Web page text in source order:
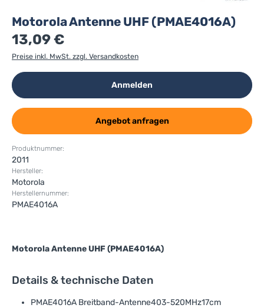
Motorola Antenne UHF (PMAE4016A)
13,09 €
Preise inkl. MwSt. zzgl. Versandkosten
Anmelden
Angebot anfragen
Produktnummer:
2011
Hersteller:
Motorola
Herstellernummer:
PMAE4016A
Motorola Antenne UHF (PMAE4016A)
Details & technische Daten
PMAE4016A Breitband-Antenne403-520MHz17cm